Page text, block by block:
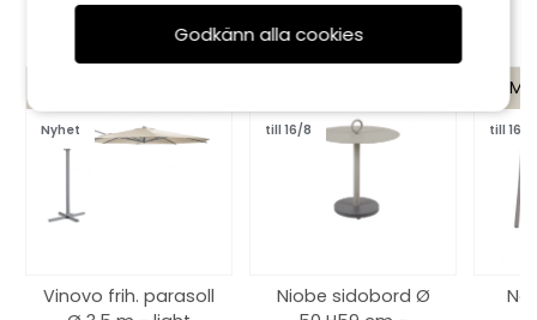
Nyhet
Vinovo frih. parasoll
till 16/8
Niobe sidobord Ø
till 16/8
Godkänn alla cookies